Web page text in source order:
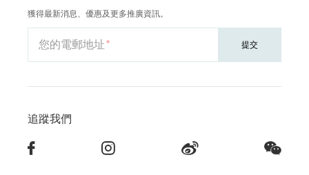
獲得最新消息、優惠及更多推廣資訊。
您的電郵地址 提交
追蹤我們